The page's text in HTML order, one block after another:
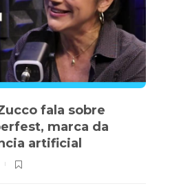
fala sobre
marca da
artificial